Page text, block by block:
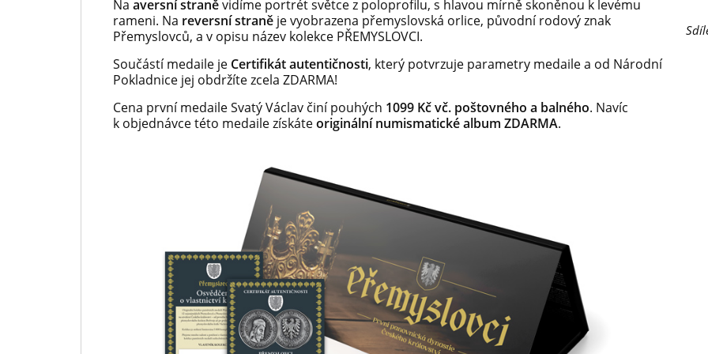
Na aversní straněvidíme portrét světce z poloprofilu, s hlavou mírně skoněnou k levému
rameni. Na reversní straně je vyobrazena přemyslovská orlice, původní rodový znak
Přemyslovců, a v opisu název kolekce PŘEMYSLOVCI.
Součástí medaile je Certifikát autentičnosti, který potvrzuje parametry medaile a od Národní
Pokladnice jej obdržíte zcela ZDARMA!
Cena první medaile Svatý Václav činí pouhých 1099 Kč vč. poštovného a balného. Navíc
k objednávce této medaile získáteoriginální numismatické album ZDARMA.